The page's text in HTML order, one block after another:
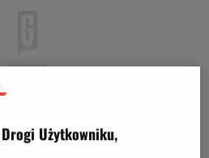
Użytkowniku,